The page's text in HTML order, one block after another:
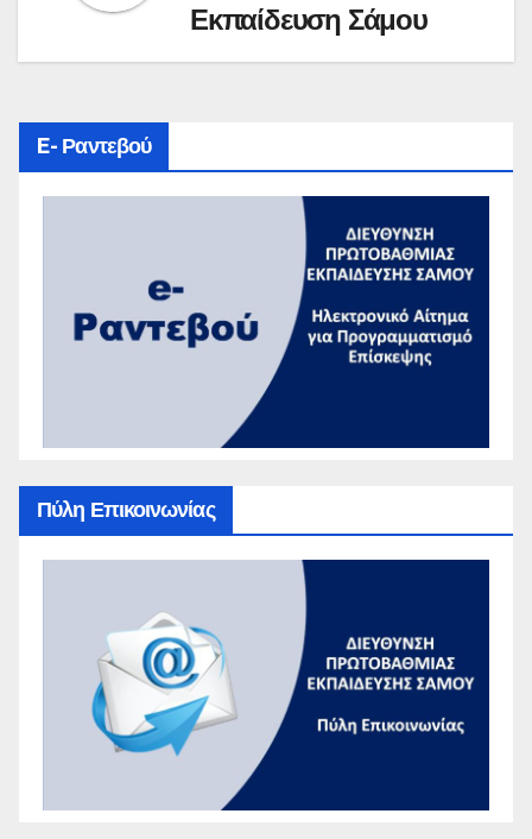
Εκπαίδευση Σάμου
E- Ραντεβού
Πύλη Επικοινωνίας